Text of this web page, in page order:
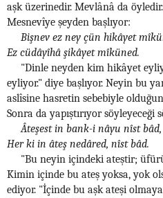
aşk üzerinedir. Mevlânâ da
Mesnevîye şeyden başlıyor:
Bişnev ez ney çün hikâyet
Ez cüdâyîhâ şikâyet mîküned.
"Dinle neyden kim hikâyet
eyliyor." diye başlıyor. Neyin bu
aslîsine hasretin sebebiyle
Sonra da yapıştırıyor söyleyeceği
Âteşest in bank-i nâyu nîst bâd,
Her ki in âteş nedâred, nîst bâd.
"Bu neyin içindeki ateştir;
Kimin içinde bu ateş yoksa, yok
ediyor. "İçinde bu aşk ateşi